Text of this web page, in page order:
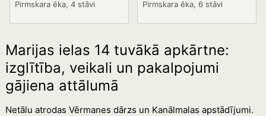
Pirmskara ēka, 4 stāvi Pirmskara ēka, 6 stāvi
Marijas ielas 14 tuvākā apkārtne:
izglītība, veikali un pakalpojumi
gājiena attālumā
Netālu atrodas Vērmanes dārzs un Kanālmalas apstādījumi.